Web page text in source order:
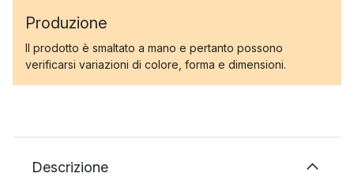
Produzione
Il prodotto è smaltato a mano e pertanto possono
verificarsi variazioni di colore, forma e dimensioni.
Descrizione